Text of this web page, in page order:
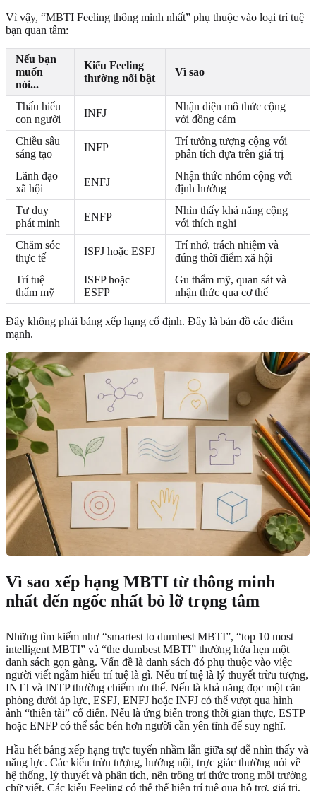
Vì vậy, “MBTI Feeling thông minh nhất” phụ thuộc vào loại trí tuệ
bạn quan tâm:
Nếu bạn
muốn
nói...
Kiểu Feeling
thường nổi bật
Vì sao
Thấu hiểu
con người
INFJ
Nhận diện mô thức cộng
với đồng cảm
Chiều sâu
sáng tạo
INFP
Trí tưởng tượng cộng với
phân tích dựa trên giá trị
Lãnh đạo
xã hội
ENFJ
Nhận thức nhóm cộng với
định hướng
Tư duy
phát minh
ENFP
Nhìn thấy khả năng cộng
với thích nghi
Chăm sóc
thực tế
ISFJ hoặc ESFJ
Trí nhớ, trách nhiệm và
đúng thời điểm xã hội
Trí tuệ
thẩm mỹ
ISFP hoặc
ESFP
Gu thẩm mỹ, quan sát và
nhận thức qua cơ thể
Đây không phải bảng xếp hạng cố định. Đây là bản đồ các điểm
mạnh.
Vì sao xếp hạng MBTI từ thông minh
nhất đến ngốc nhất bỏ lỡ trọng tâm
Những tìm kiếm như “smartest to dumbest MBTI”, “top 10 most
intelligent MBTI” và “the dumbest MBTI” thường hứa hẹn một
danh sách gọn gàng. Vấn đề là danh sách đó phụ thuộc vào việc
người viết ngầm hiểu trí tuệ là gì. Nếu trí tuệ là lý thuyết trừu tượng,
INTJ và INTP thường chiếm ưu thế. Nếu là khả năng đọc một căn
phòng dưới áp lực, ESFJ, ENFJ hoặc INFJ có thể vượt qua hình
ảnh “thiên tài” cổ điển. Nếu là ứng biến trong thời gian thực, ESTP
hoặc ENFP có thể sắc bén hơn người cần yên tĩnh để suy nghĩ.
Hầu hết bảng xếp hạng trực tuyến nhầm lẫn giữa sự dễ nhìn thấy và
năng lực. Các kiểu trừu tượng, hướng nội, trực giác thường nói về
hệ thống, lý thuyết và phân tích, nên trông trí thức trong môi trường
chữ viết. Các kiểu Feeling có thể thể hiện trí tuệ qua hỗ trợ, giá trị,